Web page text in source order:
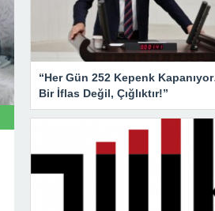
“Her Gün 252 Kepenk
Bir İflas Değil, Çığlıktır!”